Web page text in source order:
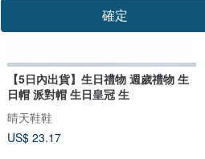
【5日內出貨】生日禮物 週歲禮物 生
日帽 派對帽 生日皇冠 生
晴天鞋鞋
US$ 23.17
確定